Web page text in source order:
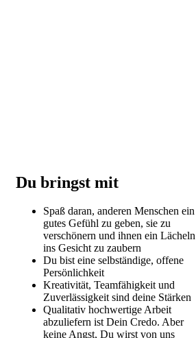
Du bringst mit
Spaß daran, anderen Menschen ein
gutes Gefühl zu geben, sie zu
verschönern und ihnen ein Lächeln
ins Gesicht zu zaubern
Du bist eine selbständige, offene
Persönlichkeit
Kreativität, Teamfähigkeit und
Zuverlässigkeit sind deine Stärken
Qualitativ hochwertige Arbeit
abzuliefern ist Dein Credo. Aber
keine Angst, Du wirst von uns